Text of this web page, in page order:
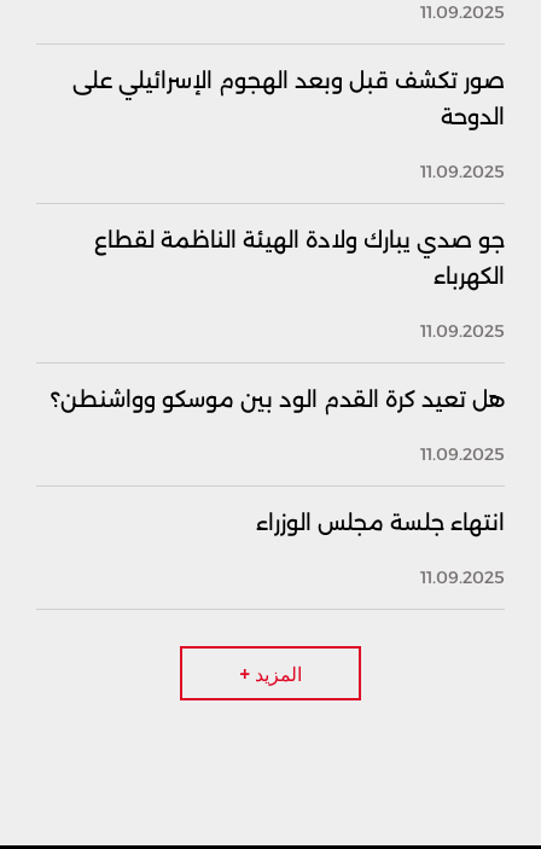
11.09.2025
صور تكشف قبل وبعد الهجوم الإسرائيلي على
الدوحة
11.09.2025
جو صدي يبارك ولادة الهيئة الناظمة لقطاع
الكهرباء
11.09.2025
هل تعيد كرة القدم الود بين موسكو وواشنطن؟
11.09.2025
انتهاء جلسة مجلس الوزراء
11.09.2025
المزيد +